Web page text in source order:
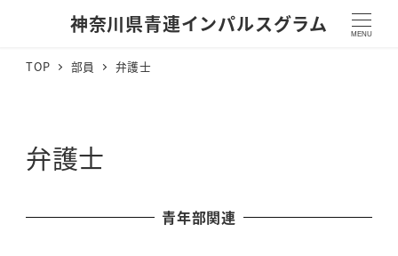
神奈川県青連インパルスグラム MENU
TOP 部員 弁護士
弁護士
青年部関連